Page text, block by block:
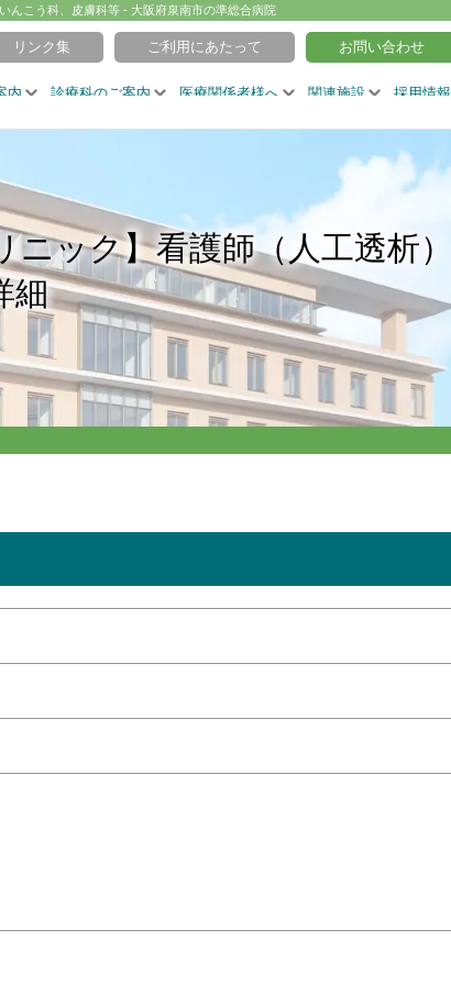
んこう科、皮膚科等 - 大阪府泉南市の準総合病院
リンク集 ご利用にあたって お問い合わせ
内 診療科のご案内 医療関係者様へ 関連施設 採用情報
ック】看護師（人工透析）
細